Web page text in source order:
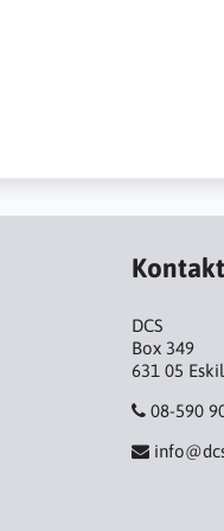
Kontakt
DCS
Box 349
631 05
08-590